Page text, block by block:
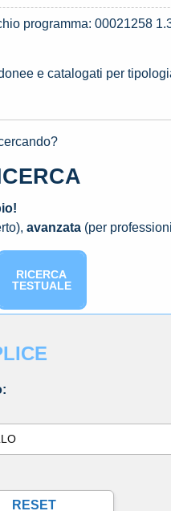
programma: 00021258
e catalogati per
avanzata (per
RICERCA
TESTUALE